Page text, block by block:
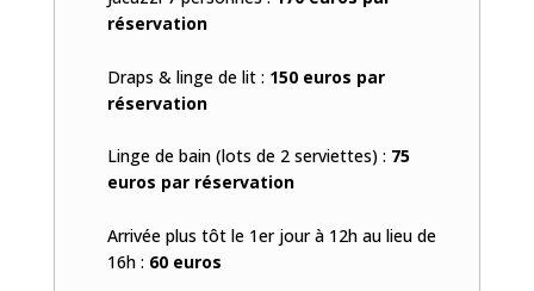
réservation
Draps & linge de lit : 150 euros par
réservation
Linge de bain (lots de 2 serviettes) : 75
euros par réservation
Arrivée plus tôt le 1er jour à 12h au lieu de
16h : 60 euros